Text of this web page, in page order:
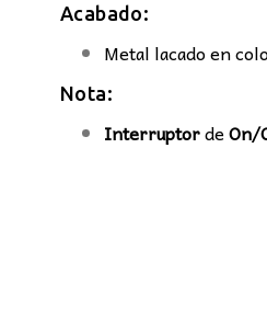
Acabado:
Metal lacado en
Nota:
InterruptordeOn/